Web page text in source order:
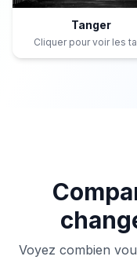
Tanger
Cliquer pour voir les
Voyez combien